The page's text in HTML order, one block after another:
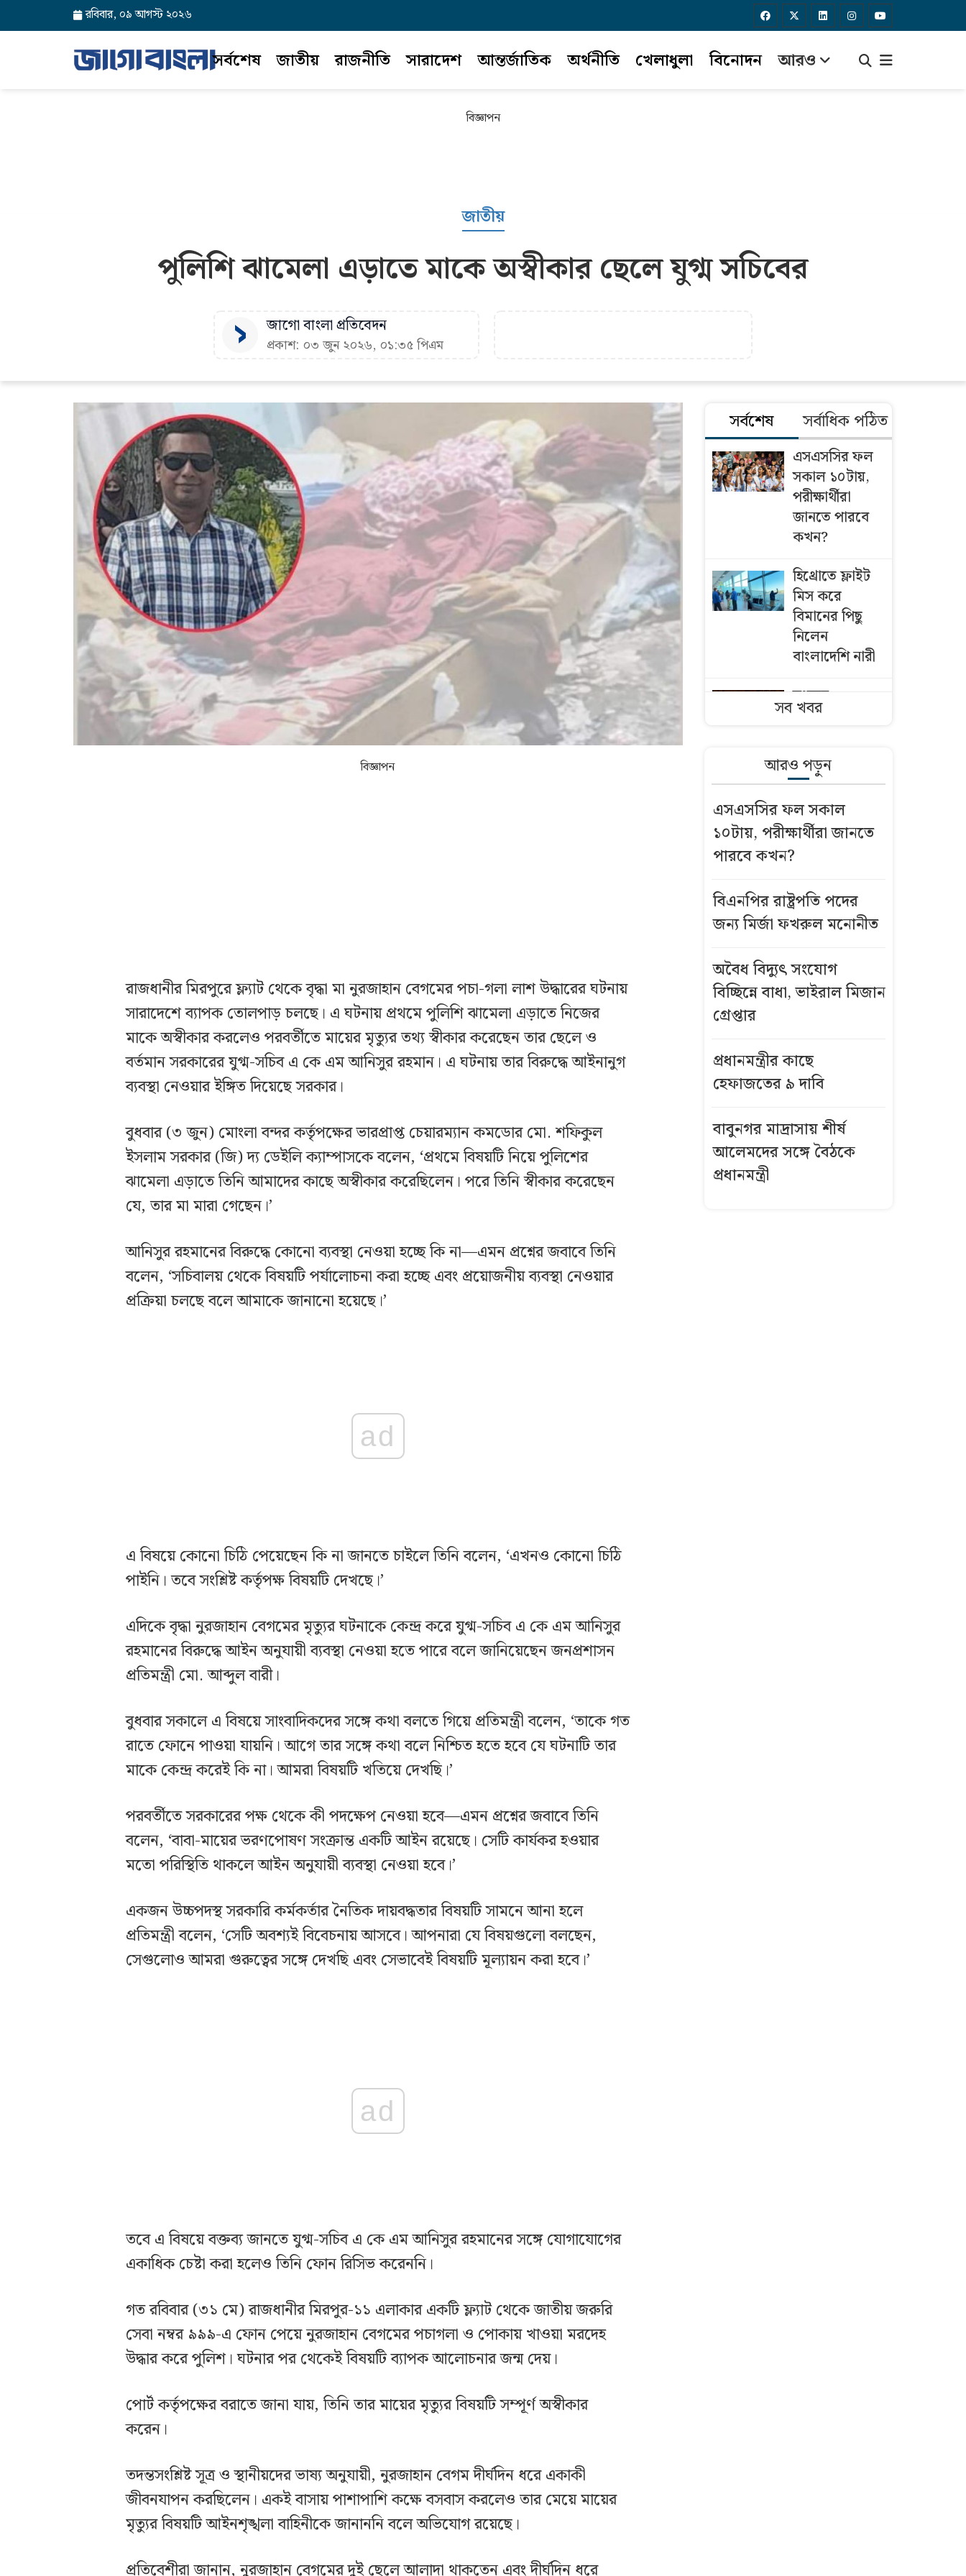
রবিবার, ০৯ আগস্ট ২০২৬
সর্বশেষ জাতীয় রাজনীতি সারাদেশ আন্তর্জাতিক অর্থনীতি খেলাধুলা বিনোদন আরও
বিজ্ঞাপন
জাতীয়
পুলিশি ঝামেলা এড়াতে মাকে অস্বীকার ছেলে যুগ্ম সচিবের
জাগো বাংলা প্রতিবেদন
প্রকাশ: ০৩ জুন ২০২৬, ০১:৩৫ পিএম
বিজ্ঞাপন
রাজধানীর মিরপুরে ফ্ল্যাট থেকে বৃদ্ধা মা নুরজাহান বেগমের পচা-গলা লাশ উদ্ধারের ঘটনায়
সারাদেশে ব্যাপক তোলপাড় চলছে। এ ঘটনায় প্রথমে পুলিশি ঝামেলা এড়াতে নিজের
মাকে অস্বীকার করলেও পরবর্তীতে মায়ের মৃত্যুর তথ্য স্বীকার করেছেন তার ছেলে ও
বর্তমান সরকারের যুগ্ম-সচিব এ কে এম আনিসুর রহমান। এ ঘটনায় তার বিরুদ্ধে আইনানুগ
ব্যবস্থা নেওয়ার ইঙ্গিত দিয়েছে সরকার।
বুধবার (৩ জুন) মোংলা বন্দর কর্তৃপক্ষের ভারপ্রাপ্ত চেয়ারম্যান কমডোর মো. শফিকুল
ইসলাম সরকার (জি) দ্য ডেইলি ক্যাম্পাসকে বলেন, ‘প্রথমে বিষয়টি নিয়ে পুলিশের
ঝামেলা এড়াতে তিনি আমাদের কাছে অস্বীকার করেছিলেন। পরে তিনি স্বীকার করেছেন
যে, তার মা মারা গেছেন।’
আনিসুর রহমানের বিরুদ্ধে কোনো ব্যবস্থা নেওয়া হচ্ছে কি না—এমন প্রশ্নের জবাবে তিনি
বলেন, ‘সচিবালয় থেকে বিষয়টি পর্যালোচনা করা হচ্ছে এবং প্রয়োজনীয় ব্যবস্থা নেওয়ার
প্রক্রিয়া চলছে বলে আমাকে জানানো হয়েছে।’
ad
এ বিষয়ে কোনো চিঠি পেয়েছেন কি না জানতে চাইলে তিনি বলেন, ‘এখনও কোনো চিঠি
পাইনি। তবে সংশ্লিষ্ট কর্তৃপক্ষ বিষয়টি দেখছে।’
এদিকে বৃদ্ধা নুরজাহান বেগমের মৃত্যুর ঘটনাকে কেন্দ্র করে যুগ্ম-সচিব এ কে এম আনিসুর
রহমানের বিরুদ্ধে আইন অনুযায়ী ব্যবস্থা নেওয়া হতে পারে বলে জানিয়েছেন জনপ্রশাসন
প্রতিমন্ত্রী মো. আব্দুল বারী।
বুধবার সকালে এ বিষয়ে সাংবাদিকদের সঙ্গে কথা বলতে গিয়ে প্রতিমন্ত্রী বলেন, ‘তাকে গত
রাতে ফোনে পাওয়া যায়নি। আগে তার সঙ্গে কথা বলে নিশ্চিত হতে হবে যে ঘটনাটি তার
মাকে কেন্দ্র করেই কি না। আমরা বিষয়টি খতিয়ে দেখছি।’
পরবর্তীতে সরকারের পক্ষ থেকে কী পদক্ষেপ নেওয়া হবে—এমন প্রশ্নের জবাবে তিনি
বলেন, ‘বাবা-মায়ের ভরণপোষণ সংক্রান্ত একটি আইন রয়েছে। সেটি কার্যকর হওয়ার
মতো পরিস্থিতি থাকলে আইন অনুযায়ী ব্যবস্থা নেওয়া হবে।’
একজন উচ্চপদস্থ সরকারি কর্মকর্তার নৈতিক দায়বদ্ধতার বিষয়টি সামনে আনা হলে
প্রতিমন্ত্রী বলেন, ‘সেটি অবশ্যই বিবেচনায় আসবে। আপনারা যে বিষয়গুলো বলছেন,
সেগুলোও আমরা গুরুত্বের সঙ্গে দেখছি এবং সেভাবেই বিষয়টি মূল্যায়ন করা হবে।’
ad
তবে এ বিষয়ে বক্তব্য জানতে যুগ্ম-সচিব এ কে এম আনিসুর রহমানের সঙ্গে যোগাযোগের
একাধিক চেষ্টা করা হলেও তিনি ফোন রিসিভ করেননি।
গত রবিবার (৩১ মে) রাজধানীর মিরপুর-১১ এলাকার একটি ফ্ল্যাট থেকে জাতীয় জরুরি
সেবা নম্বর ৯৯৯-এ ফোন পেয়ে নুরজাহান বেগমের পচাগলা ও পোকায় খাওয়া মরদেহ
উদ্ধার করে পুলিশ। ঘটনার পর থেকেই বিষয়টি ব্যাপক আলোচনার জন্ম দেয়।
পোর্ট কর্তৃপক্ষের বরাতে জানা যায়, তিনি তার মায়ের মৃত্যুর বিষয়টি সম্পূর্ণ অস্বীকার
করেন।
তদন্তসংশ্লিষ্ট সূত্র ও স্থানীয়দের ভাষ্য অনুযায়ী, নুরজাহান বেগম দীর্ঘদিন ধরে একাকী
জীবনযাপন করছিলেন। একই বাসায় পাশাপাশি কক্ষে বসবাস করলেও তার মেয়ে মায়ের
মৃত্যুর বিষয়টি আইনশৃঙ্খলা বাহিনীকে জানাননি বলে অভিযোগ রয়েছে।
প্রতিবেশীরা জানান, নুরজাহান বেগমের দুই ছেলে আলাদা থাকতেন এবং দীর্ঘদিন ধরে
সর্বশেষ সর্বাধিক পঠিত
এসএসসির ফল
সকাল ১০টায়,
পরীক্ষার্থীরা
জানতে পারবে
কখন?
হিথ্রোতে ফ্লাইট
মিস করে
বিমানের পিছু
নিলেন
বাংলাদেশি নারী
সংসদে
প্রধানমন্ত্রীকে ডিম
দলের এমপি,
ভিডিও ভাইরাল
বিএনপির
রাষ্ট্রপতি পদের
জন্য মির্জা
অবৈধ বিদ্যুৎ
সংযোগ বিচ্ছিন্নে
মিজান গ্রেপ্তার
মিস, দৌড়ে প্লেন
থামাতে গেলেন
দুই নারী
প্রধানমন্ত্রীর কাছে
হেফাজতের ৯
সব খবর
আরও পড়ুন
এসএসসির ফল সকাল
১০টায়, পরীক্ষার্থীরা জানতে
পারবে কখন?
বিএনপির রাষ্ট্রপতি পদের
জন্য মির্জা ফখরুল মনোনীত
অবৈধ বিদ্যুৎ সংযোগ
বিচ্ছিন্নে বাধা, ভাইরাল মিজান
গ্রেপ্তার
প্রধানমন্ত্রীর কাছে
হেফাজতের ৯ দাবি
বাবুনগর মাদ্রাসায় শীর্ষ
আলেমদের সঙ্গে বৈঠকে
প্রধানমন্ত্রী